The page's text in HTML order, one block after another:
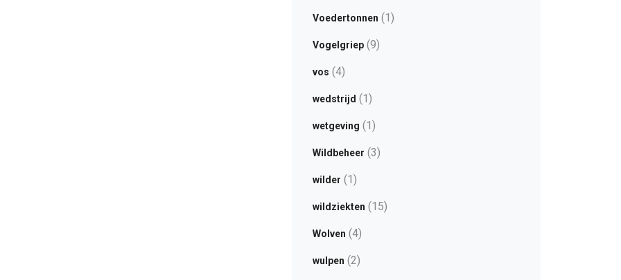
Voedertonnen (1)
Vogelgriep(9)
vos (4)
wedstrijd (1)
wetgeving (1)
Wildbeheer (3)
wilder (1)
wildziekten (15)
Wolven (4)
wulpen (2)